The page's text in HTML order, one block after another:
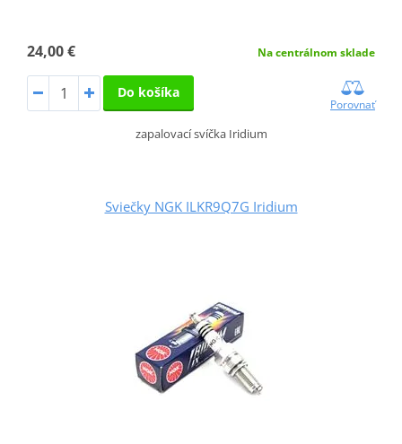
24,00 € Na centrálnom sklade
Do košíka
Porovnať
zapalovací svíčka Iridium
Sviečky NGK ILKR9Q7G Iridium